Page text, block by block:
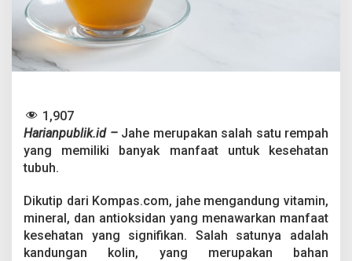
M
i
u
r
J
1,907
Harianpublik.id – Jahe merupakan salah satu rempah
yang memiliki banyak manfaat untuk kesehatan
tubuh.
Dikutip dari Kompas.com, jahe mengandung vitamin,
mineral, dan antioksidan yang menawarkan manfaat
kesehatan yang signifikan. Salah satunya adalah
kandungan kolin, yang merupakan bahan